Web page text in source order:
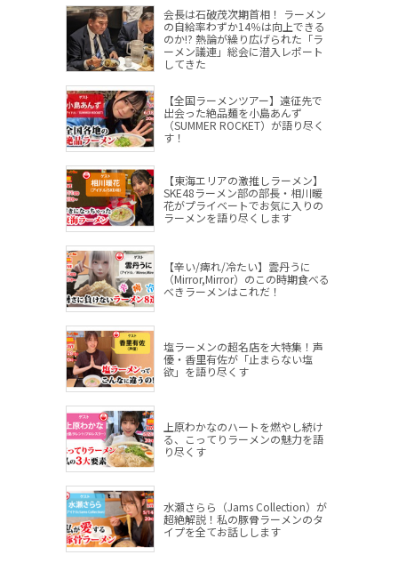
会長は石破茂次期首相！ ラーメン
の自給率わずか14％は向上できる
のか!? 熱論が繰り広げられた「ラ
ーメン議連」総会に潜入レポート
してきた
【全国ラーメンツアー】遠征先で
出会った絶品麺を小島あんず
（SUMMER ROCKET）が語り尽く
す！
【東海エリアの激推しラーメン】
SKE48ラーメン部の部長・相川暖
花がプライベートでお気に入りの
ラーメンを語り尽くします
【辛い/痺れ/冷たい】雲丹うに
（Mirror,Mirror）のこの時期食べる
べきラーメンはこれだ！
塩ラーメンの超名店を大特集！声
優・香里有佐が「止まらない塩
欲」を語り尽くす
上原わかなのハートを燃やし続け
る、こってりラーメンの魅力を語
り尽くす
水瀬さらら（Jams Collection）が
超絶解説！私の豚骨ラーメンのタ
イプを全てお話しします